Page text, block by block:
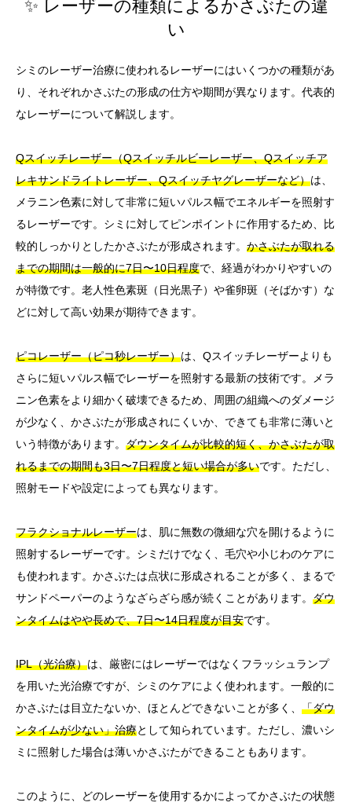
✨ レーザーの種類によるかさぶたの違
い
シミのレーザー治療に使われるレーザーにはいくつかの種類があ
り、それぞれかさぶたの形成の仕方や期間が異なります。代表的
なレーザーについて解説します。
Qスイッチレーザー（Qスイッチルビーレーザー、Qスイッチア
レキサンドライトレーザー、Qスイッチヤグレーザーなど）は、
メラニン色素に対して非常に短いパルス幅でエネルギーを照射す
るレーザーです。シミに対してピンポイントに作用するため、比
較的しっかりとしたかさぶたが形成されます。 かさぶたが取れる
までの期間は一般的に7日〜10日程度で、経過がわかりやすいの
が特徴です。老人性色素斑（日光黒子）や雀卵斑（そばかす）な
どに対して高い効果が期待できます。
ピコレーザー（ピコ秒レーザー）は、Qスイッチレーザーよりも
さらに短いパルス幅でレーザーを照射する最新の技術です。メラ
ニン色素をより細かく破壊できるため、周囲の組織へのダメージ
が少なく、かさぶたが形成されにくいか、できても非常に薄いと
いう特徴があります。 ダウンタイムが比較的短く、かさぶたが取
れるまでの期間も3日〜7日程度と短い場合が多いです。ただし、
照射モードや設定によっても異なります。
フラクショナルレーザーは、肌に無数の微細な穴を開けるように
照射するレーザーです。シミだけでなく、毛穴や小じわのケアに
も使われます。かさぶたは点状に形成されることが多く、まるで
サンドペーパーのようなざらざら感が続くことがあります。 ダウ
ンタイムはやや長めで、7日〜14日程度が目安です。
IPL（光治療）は、厳密にはレーザーではなくフラッシュランプ
を用いた光治療ですが、シミのケアによく使われます。一般的に
かさぶたは目立たないか、ほとんどできないことが多く、 「ダウ
ンタイムが少ない」治療として知られています。ただし、濃いシ
ミに照射した場合は薄いかさぶたができることもあります。
このように、どのレーザーを使用するかによってかさぶたの状態